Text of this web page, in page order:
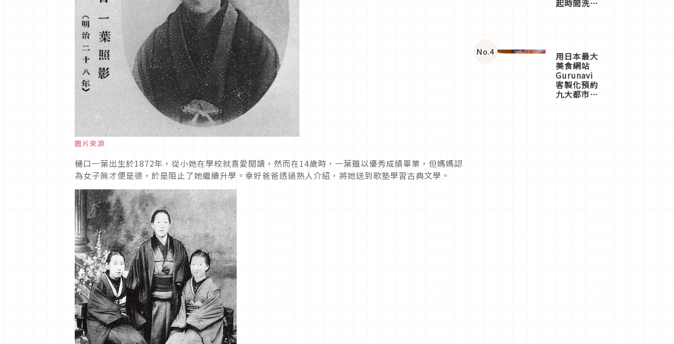
圖片來源
樋口一葉出生於1872年，從小她在學校就喜愛閱讀，然而在14歲時，一葉雖以優秀成績畢業，但媽媽認
為女子無才便是德，於是阻止了她繼續升學。幸好爸爸透過熟人介紹，將她送到歌塾學習古典文學。
起時間洗鍊
No.4 用日本最大
美食網站
Gurunavi
客製化預約
九大都市餐